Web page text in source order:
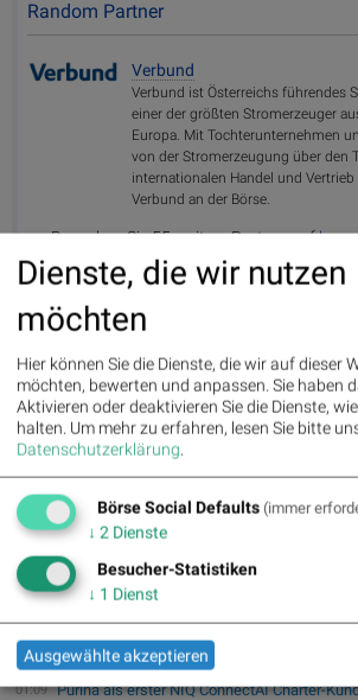
Random Partner
Verbund
Verbund ist Österreichs führendes
einer der größten Stromerzeuger
Europa. Mit Tochterunternehmen
von der Stromerzeugung über den
internationalen Handel und
Verbund an der Börse.
>> Besuchen Sie 55 weitere Partner auf
social.com/partner
06:15
Wie Manz, Wirecard, Drillisch, Siemens,
für Ge...
06:15
Wie Callaway Golf, Ibiden Co.Ltd, Nintendo,
06:15
Wie Deutsche Telekom, Scout24, Siemens,
und Zal...
05.08.
Südkorea und Taiwan dank KI-Boom und
Rampenlicht :Südkorea und Taiwan zählen
Z...
Chevron und...
01:09 Purina als erster NIQ ConnectAI Charter-
Dienste, die wir nutzen
möchten
Hier können Sie die Dienste, die wir auf dieser
möchten, bewerten und anpassen. Sie haben
Aktivieren oder deaktivieren Sie die Dienste,
halten. Um mehr zu erfahren, lesen Sie bitte
Datenschutzerklärung.
Börse Social Defaults (immer
↓ 2 Dienste
Besucher-Statistiken
↓ 1 Dienst
Ausgewählte akzeptieren